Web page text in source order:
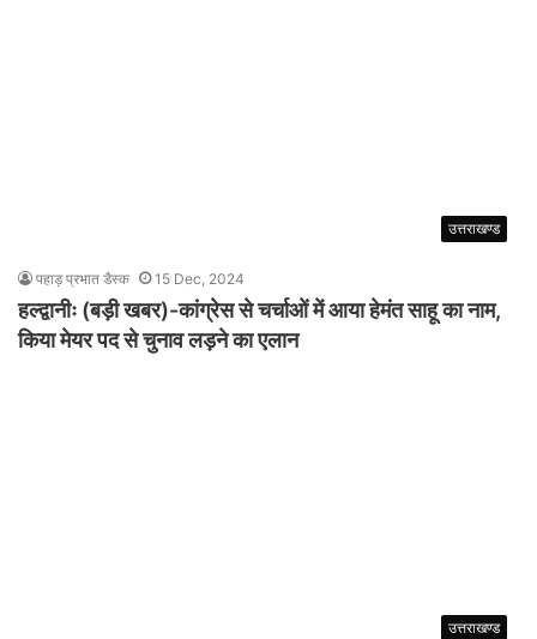
उत्तराखण्ड
पहाड़ प्रभात डैस्क 15 Dec, 2024
हल्द्वानीः (बड़ी खबर)-कांग्रेस से चर्चाओं में आया हेमंत साहू का नाम,
किया मेयर पद से चुनाव लड़ने का एलान
उत्तराखण्ड